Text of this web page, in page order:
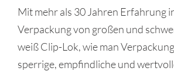
Mit mehr als 30 Jahren Erfahrung
Verpackung von großen und
weiß Clip-Lok, wie man
sperrige, empfindliche und